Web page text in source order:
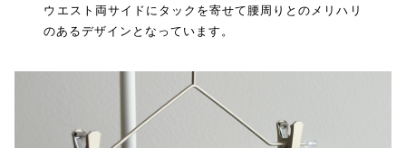
ウエスト両サイドにタックを寄せて腰周りとのメリハリ
のあるデザインとなっています。